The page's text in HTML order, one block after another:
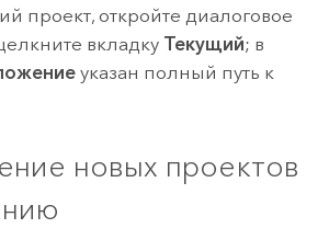
проект, откройте диалоговое
вкладку Текущий; в
указан полный путь к
новых проектов